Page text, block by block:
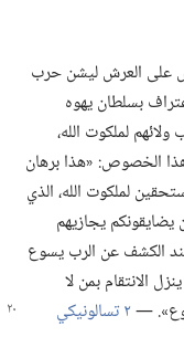
على العرش ليشن حرب
بسلطان يهوه
لملكوت الله،‏
الخصوص:‏ «هذا برهان
لملكوت الله،‏ الذي
يضايقونكم يجازيهم
عند الكشف عن الرب يسوع
الانتقام بمن لا
—‏ ٢ تسالونيكي